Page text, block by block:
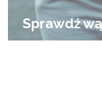
Sprawdź